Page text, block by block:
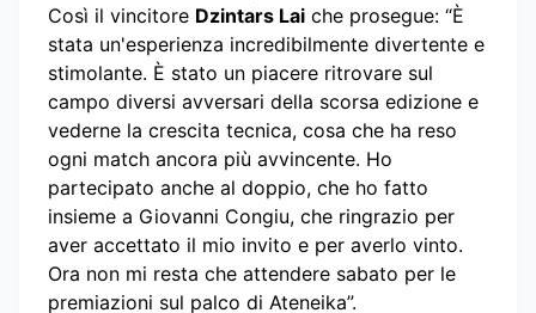
Così il vincitore Dzintars Lai che prosegue: “È
stata un'esperienza incredibilmente divertente e
stimolante. È stato un piacere ritrovare sul
campo diversi avversari della scorsa edizione e
vederne la crescita tecnica, cosa che ha reso
ogni match ancora più avvincente. Ho
partecipato anche al doppio, che ho fatto
insieme a Giovanni Congiu, che ringrazio per
aver accettato il mio invito e per averlo vinto.
Ora non mi resta che attendere sabato per le
premiazioni sul palco di Ateneika”.